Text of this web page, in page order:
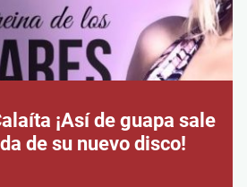
¡Así de guapa sale
de su nuevo disco!